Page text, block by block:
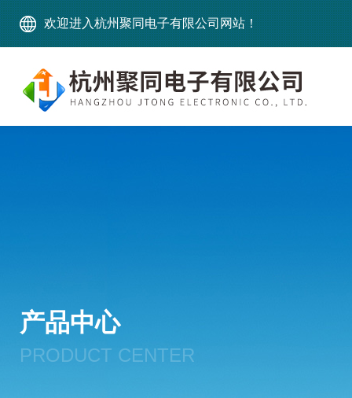
欢迎进入杭州聚同电子有限公司网站！
产品中心
PRODUCT CENTER